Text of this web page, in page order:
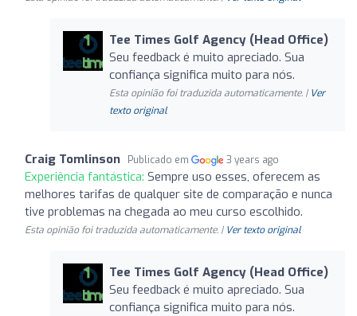
Tee Times Golf Agency (Head Office)
Seu feedback é muito apreciado. Sua
confiança significa muito para nós.
Esta opinião foi traduzida automaticamente. | Ver
texto original
Craig Tomlinson Publicado em 3 years ago
Experiência fantástica: Sempre uso esses, oferecem as
melhores tarifas de qualquer site de comparação e nunca
tive problemas na chegada ao meu curso escolhido.
Esta opinião foi traduzida automaticamente. | Ver texto original
Tee Times Golf Agency (Head Office)
Seu feedback é muito apreciado. Sua
confiança significa muito para nós.